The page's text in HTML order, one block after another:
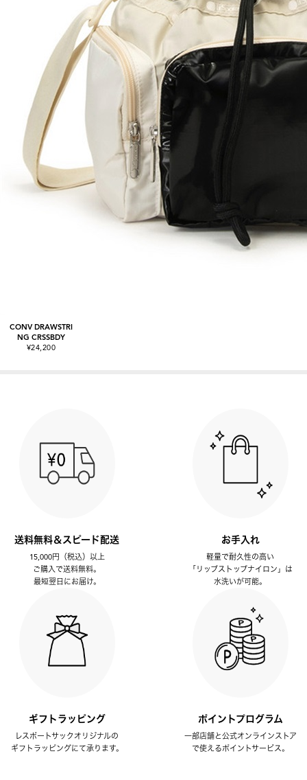
CONV DRAWSTRI
NG CRSSBDY
¥24,200
送料無料＆スピード配送
15,000円（税込）以上
ご購入で送料無料。
最短翌日にお届け。
お手入れ
軽量で耐久性の高い
「リップストップナイロン」は
水洗いが可能。
ギフトラッピング
レスポートサックオリジナルの
ギフトラッピングにて承ります。
ポイントプログラム
一部店舗と公式オンラインストア
で使えるポイントサービス。